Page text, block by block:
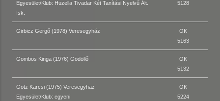
Egyesület/Klub: Huzella Tivadar Két Tanítási Nyelvű Ált.
Isk.
5128
Girbicz Gergő (1978) Veresegyház
OK
5163
Gombos Kinga (1976) Gödöllő
OK
5132
Götz Karcsi (1975) Veresegyhaz
Egyesület/Klub: egyeni
OK
5224